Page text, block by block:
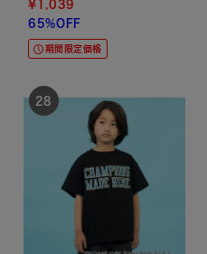
¥1,039
65%OFF
期間限定価格